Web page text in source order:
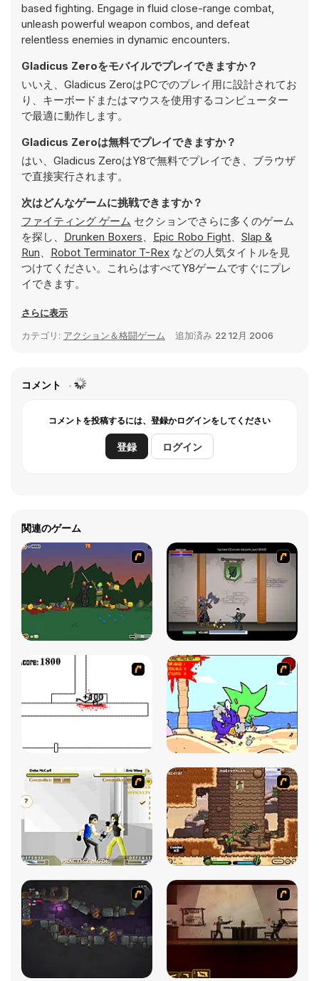
based fighting. Engage in fluid close-range combat,
unleash powerful weapon combos, and defeat
relentless enemies in dynamic encounters.
Gladicus Zeroをモバイルでプレイできますか？
いいえ、Gladicus ZeroはPCでのプレイ用に設計されてお
り、キーボードまたはマウスを使用するコンピューター
で最適に動作します。
Gladicus Zeroは無料でプレイできますか？
はい、Gladicus ZeroはY8で無料でプレイでき、ブラウザ
で直接実行されます。
次はどんなゲームに挑戦できますか？
ファイティング ゲーム セクションでさらに多くのゲーム
を探し、 Drunken Boxers、 Epic Robo Fight、 Slap &
Run、 Robot Terminator T-Rex などの人気タイトルを見
つけてください。これらはすべてY8ゲームですぐにプレ
イできます。
さらに表示
カテゴリ: アクション＆格闘ゲーム 追加済み 22 12月 2006
コメント
コメントを投稿するには、登録かログインをしてください
登録 ログイン
関連のゲーム